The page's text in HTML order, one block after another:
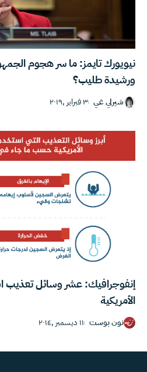
نيويورك تايمز: ما سر هجوم
ورشيدة طليب؟
شيرلي غي ٣ فبراير ,٢٠١٩
إنفوجرافيك: عشر وسائل تعذيب
الأمريكية
نون بوست ١١ ديسمبر ,٢٠١٤